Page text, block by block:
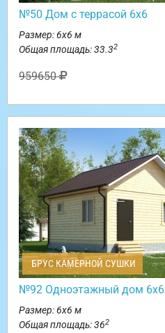
№50 Дом с террасой 6х6
Размер: 6х6 м
Общая площадь: 33.32
959650
БРУС КАМЕРНОЙ СУШКИ
№92 Одноэтажный дом 6х6
Размер: 6х6 м
Общая площадь: 362